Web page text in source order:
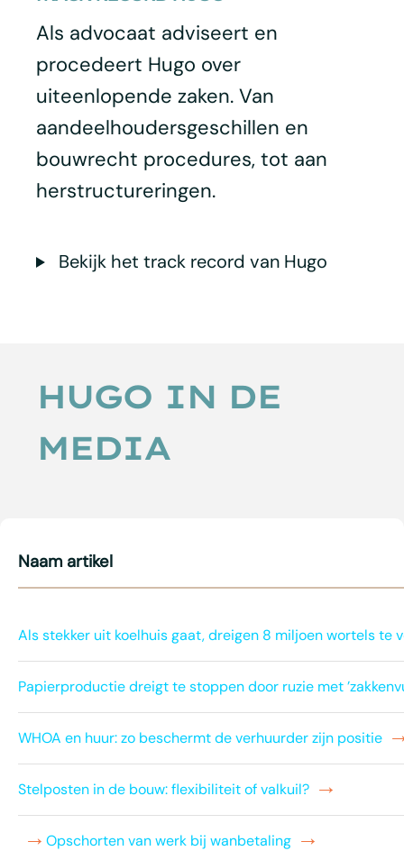
Als advocaat adviseert en
procedeert Hugo over
uiteenlopende zaken. Van
aandeelhoudersgeschillen en
bouwrecht procedures, tot aan
herstructureringen.
Bekijk het track record van Hugo
HUGO IN DE
MEDIA
Naam artikel
Als stekker uit koelhuis gaat, dreigen 8 miljoen wortels te
Papierproductie dreigt te stoppen door ruzie met
WHOA en huur: zo beschermt de verhuurder zijn positie
Stelposten in de bouw: flexibiliteit of valkuil?
Opschorten van werk bij wanbetaling